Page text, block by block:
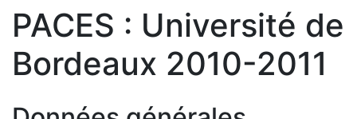
PACES : Université de
Bordeaux 2010-2011